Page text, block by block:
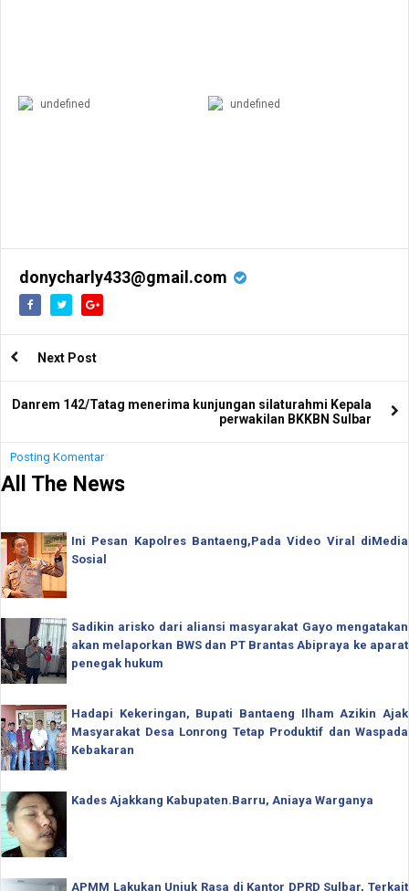
undefined undefined
donycharly433@gmail.com
Next Post
Danrem 142/Tatag menerima kunjungan silaturahmi Kepala
perwakilan BKKBN Sulbar
Posting Komentar
All The News
Ini Pesan Kapolres Bantaeng,Pada Video Viral diMedia
Sosial
Sadikin arisko dari aliansi masyarakat Gayo mengatakan
akan melaporkan BWS dan PT Brantas Abipraya ke aparat
penegak hukum
Hadapi Kekeringan, Bupati Bantaeng Ilham Azikin Ajak
Masyarakat Desa Lonrong Tetap Produktif dan Waspada
Kebakaran
Kades Ajakkang Kabupaten.Barru, Aniaya Warganya
APMM Lakukan Unjuk Rasa di Kantor DPRD Sulbar, Terkait